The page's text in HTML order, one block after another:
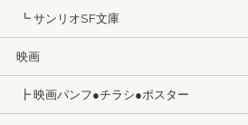
┗ サンリオSF文庫
映画
┣ 映画パンフ●チラシ●ポスター